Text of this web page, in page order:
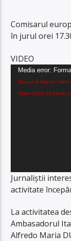
Comisarul
în jurul orei
VIDEO
Player
video
Media error:
Descarcă fișierul:
Video-2022-03-09-at-
Jurnaliștii
activitate
La activitatea
Ambasadorul
Alfredo Maria